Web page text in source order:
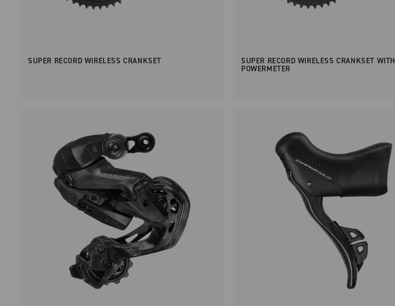
SUPER RECORD WIRELESS CRANKSET
SUPER RECORD WIRELESS CRANKSET WITH
POWERMETER